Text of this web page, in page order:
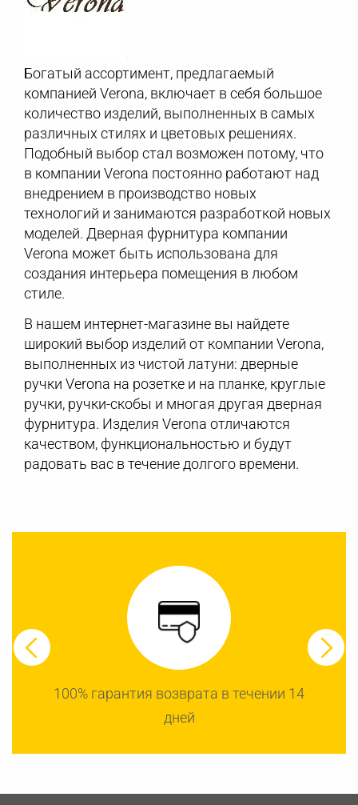
Богатый ассортимент, предлагаемый
компанией Verona, включает в себя большое
количество изделий, выполненных в самых
различных стилях и цветовых решениях.
Подобный выбор стал возможен потому, что
в компании Verona постоянно работают над
внедрением в производство новых
технологий и занимаются разработкой новых
моделей. Дверная фурнитура компании
Verona может быть использована для
создания интерьера помещения в любом
стиле.
В нашем интернет-магазине вы найдете
широкий выбор изделий от компании Verona,
выполненных из чистой латуни: дверные
ручки Verona на розетке и на планке, круглые
ручки, ручки-скобы и многая другая дверная
фурнитура. Изделия Verona отличаются
качеством, функциональностью и будут
радовать вас в течение долгого времени.
100% гарантия возврата в течении 14
дней